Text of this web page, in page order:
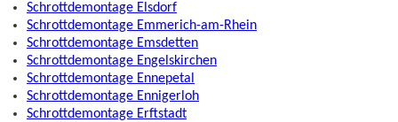
Schrottdemontage Elsdorf
Schrottdemontage Emmerich-am-Rhein
Schrottdemontage Emsdetten
Schrottdemontage Engelskirchen
Schrottdemontage Ennepetal
Schrottdemontage Ennigerloh
Schrottdemontage Erftstadt